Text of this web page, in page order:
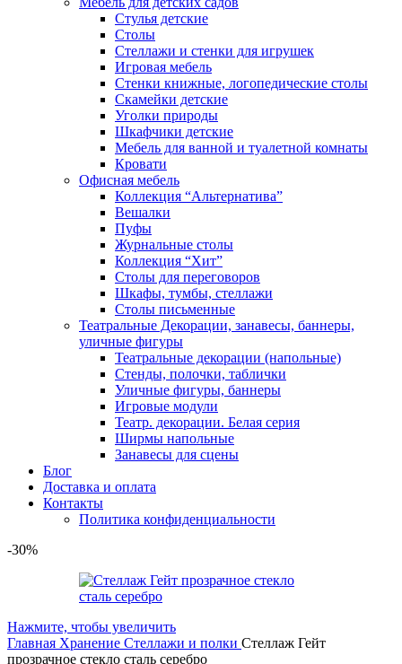
Стулья детские
Столы
Стеллажи и стенки для игрушек
Игровая мебель
Стенки книжные, логопедические столы
Скамейки детские
Уголки природы
Шкафчики детские
Мебель для ванной и туалетной комнаты
Кровати
Офисная мебель
Коллекция “Альтернатива”
Вешалки
Пуфы
Журнальные столы
Коллекция “Хит”
Столы для переговоров
Шкафы, тумбы, стеллажи
Столы письменные
Театральные Декорации, занавесы, баннеры,
уличные фигуры
Театральные декорации (напольные)
Стенды, полочки, таблички
Уличные фигуры, баннеры
Игровые модули
Театр. декорации. Белая серия
Ширмы напольные
Занавесы для сцены
Блог
Доставка и оплата
Контакты
Политика конфиденциальности
-30%
Нажмите, чтобы увеличить
Главная Хранение Стеллажи и полки Стеллаж Гейт
прозрачное стекло сталь серебро